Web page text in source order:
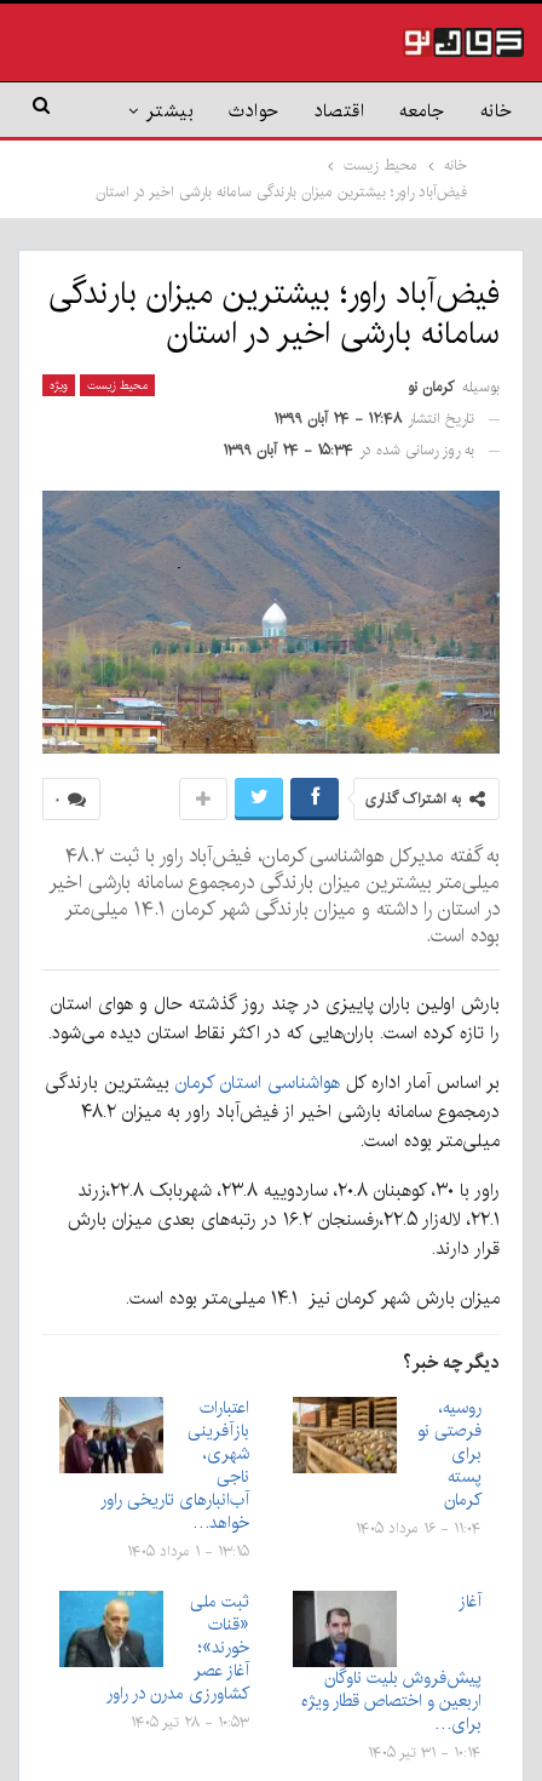
خانه جامعه اقتصاد حوادث بیشتر
خانه
محیط زیست
فیض‌آباد راور؛ بیشترین میزان بارندگی سامانه بارشی اخیر در استان
فیض‌آباد راور؛ بیشترین میزان بارندگی
سامانه بارشی اخیر در استان
محیط زیست ویژه بوسیله کرمان نو
تاریخ انتشار ۱۲:۴۸ - ۲۴ آبان ۱۳۹۹
به روز رسانی شده در ۱۵:۳۴ - ۲۴ آبان ۱۳۹۹
۰ به اشتراک گذاری
به گفته مدیرکل هواشناسی کرمان، فیض‌آباد راور با ثبت ۴۸.۲
میلی‌متر بیشترین میزان بارندگی درمجموع سامانه بارشی اخیر
در استان را داشته و میزان بارندگی شهر کرمان ۱۴.۱ میلی‌متر
بوده است.
بارش اولین باران پاییزی در چند روز گذشته حال و هوای استان
را تازه کرده است. باران‌هایی که در اکثر نقاط استان دیده می‌شود.
بر اساس آمار اداره کل هواشناسی استان کرمان بیشترین بارندگی
درمجموع سامانه بارشی اخیر از فیض‌آباد راور به میزان ۴۸.۲
میلی‌متر بوده است.
راور با ۳۰، کوهبنان ۲۰.۸،‌ ساردوییه ۲۳.۸،‌ شهربابک ۲۲.۸،زرند
۲۲.۱،‌ لاله‌زار ۲۲.۵،رفسنجان ۱۶.۲ در رتبه‌های بعدی میزان بارش
قرار دارند.
میزان بارش شهر کرمان نیز ۱۴.۱ میلی‌متر بوده است.
دیگر چه خبر؟
روسیه،
فرصتی نو
برای
پسته
کرمان
۱۱:۰۴ - ۱۶ مرداد ۱۴۰۵
اعتبارات
بازآفرینی
شهری،
ناجی
آب‌انبارهای تاریخی راور
خواهد…
۱۳:۱۵ - ۱ مرداد ۱۴۰۵
آغاز
پیش‌فروش بلیت‌ ناوگان
اربعین و اختصاص قطار ویژه
برای…
۱۰:۱۴ - ۳۱ تیر ۱۴۰۵
ثبت ملی
«قنات
خورند»؛
آغاز عصر
کشاورزی مدرن در راور
۱۰:۵۳ - ۲۸ تیر ۱۴۰۵